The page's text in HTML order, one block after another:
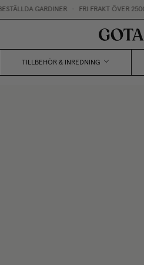
GARDINER • FRI FRAKT ÖVER 2500KR
TILLBEHÖR & INREDNING